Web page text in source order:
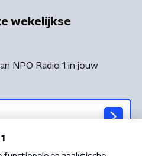
wekelijkse
NPO Radio 1 in jouw